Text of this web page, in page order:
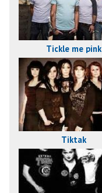
Tickle me pink
Tiktak